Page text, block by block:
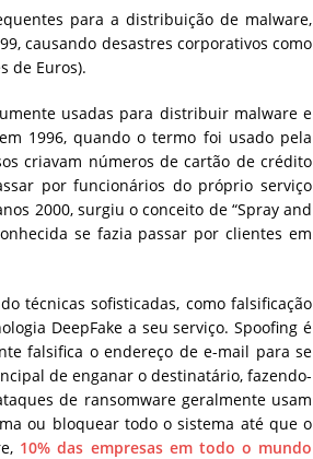
para a distribuição de malware,
causando desastres corporativos como
de Euros).
usadas para distribuir malware e
1996, quando o termo foi usado pela
criavam números de cartão de crédito
por funcionários do próprio serviço
2000, surgiu o conceito de “Spray and
se fazia passar por clientes em
técnicas sofisticadas, como falsificação
DeepFake a seu serviço. Spoofing é
falsifica o endereço de e-mail para se
de enganar o destinatário, fazendo-
de ransomware geralmente usam
ou bloquear todo o sistema até que o
10% das empresas em todo o mundo